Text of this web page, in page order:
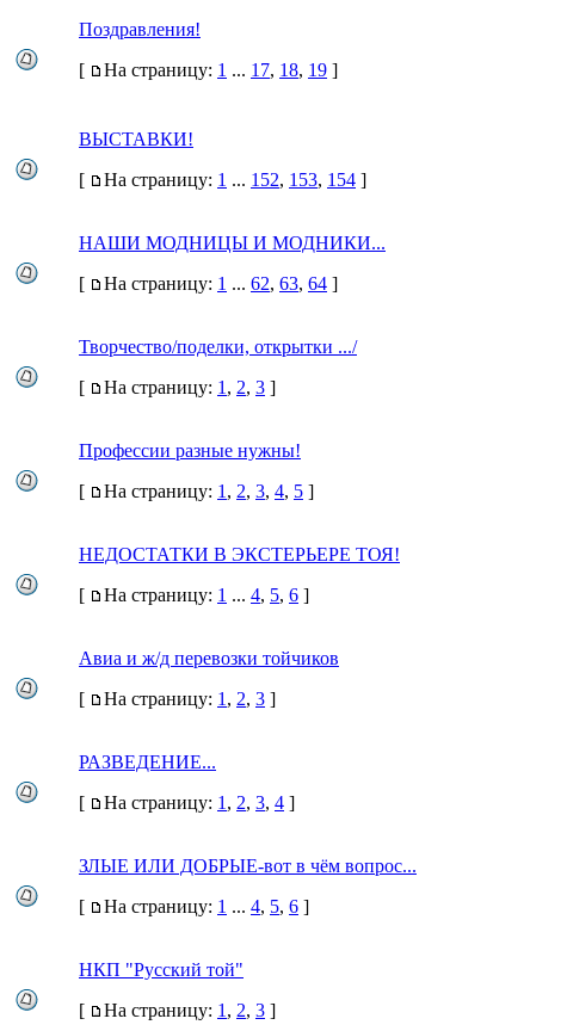
Поздравления!
[
На страницу: 1 ... 17, 18, 19 ]
ВЫСТАВКИ!
[
На страницу: 1 ... 152, 153, 154 ]
НАШИ МОДНИЦЫ И МОДНИКИ...
[
На страницу: 1 ... 62, 63, 64 ]
Творчество/поделки, открытки .../
[
На страницу: 1 , 2, 3 ]
Профессии разные нужны!
[
На страницу: 1 , 2, 3, 4, 5 ]
НЕДОСТАТКИ В ЭКСТЕРЬЕРЕ ТОЯ!
[
На страницу: 1 ... 4, 5, 6 ]
Авиа и ж/д перевозки тойчиков
[
На страницу: 1 , 2, 3 ]
РАЗВЕДЕНИЕ...
[
На страницу: 1 , 2, 3, 4 ]
ЗЛЫЕ ИЛИ ДОБРЫЕ-вот в чём вопрос...
[
На страницу: 1 ... 4, 5, 6 ]
НКП "Русский той"
[
На страницу: 1 , 2, 3 ]